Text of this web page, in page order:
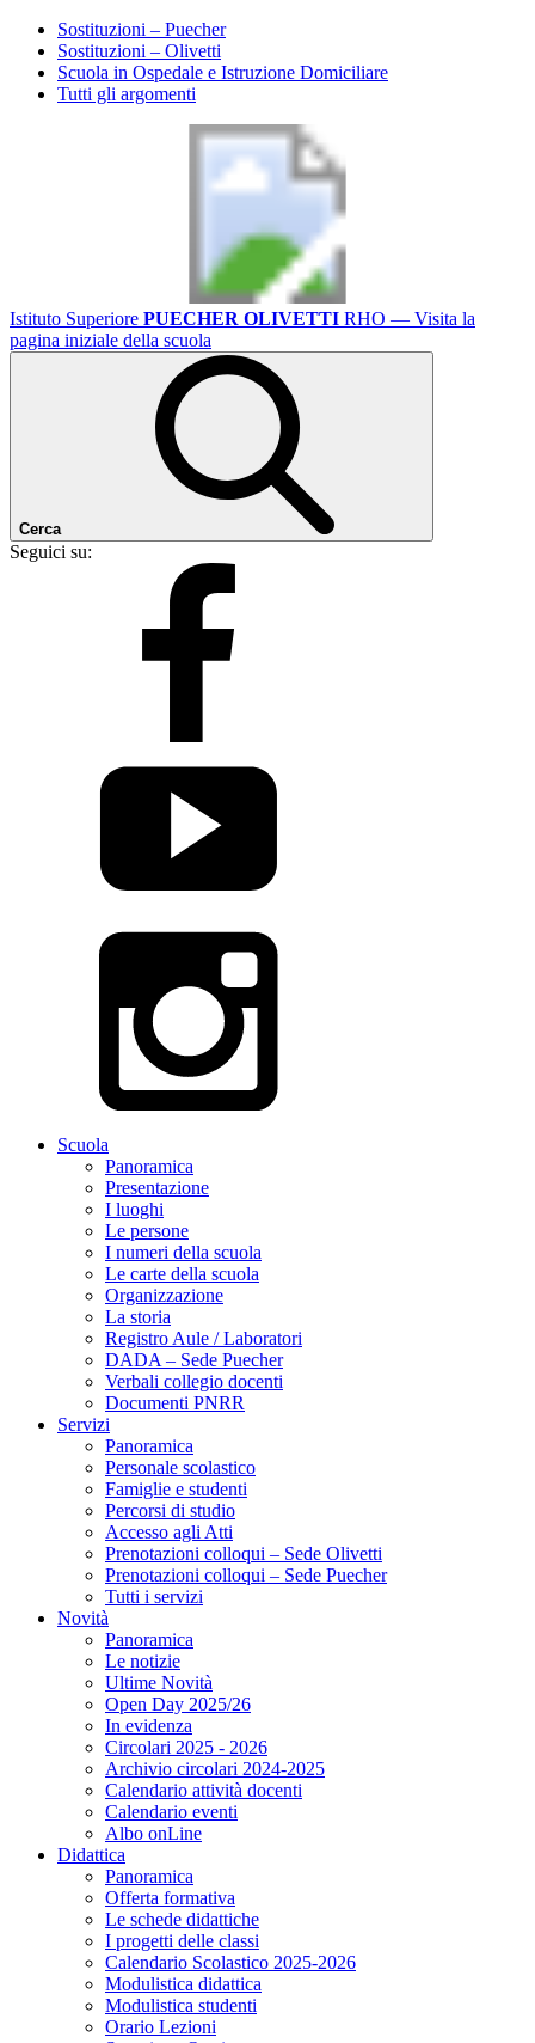
Sostituzioni – Puecher
Sostituzioni – Olivetti
Scuola in Ospedale e Istruzione Domiciliare
Tutti gli argomenti
Istituto Superiore PUECHER OLIVETTI RHO — Visita la
pagina iniziale della scuola
Cerca
Seguici su:
Scuola
Panoramica
Presentazione
I luoghi
Le persone
I numeri della scuola
Le carte della scuola
Organizzazione
La storia
Registro Aule / Laboratori
DADA – Sede Puecher
Verbali collegio docenti
Documenti PNRR
Servizi
Panoramica
Personale scolastico
Famiglie e studenti
Percorsi di studio
Accesso agli Atti
Prenotazioni colloqui – Sede Olivetti
Prenotazioni colloqui – Sede Puecher
Tutti i servizi
Novità
Panoramica
Le notizie
Ultime Novità
Open Day 2025/26
In evidenza
Circolari 2025 - 2026
Archivio circolari 2024-2025
Calendario attività docenti
Calendario eventi
Albo onLine
Didattica
Panoramica
Offerta formativa
Le schede didattiche
I progetti delle classi
Calendario Scolastico 2025-2026
Modulistica didattica
Modulistica studenti
Orario Lezioni